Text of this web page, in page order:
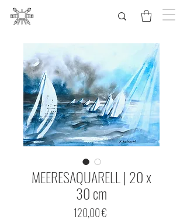
MEERESAQUARELL | 20 x
30 cm
120,00 €Preis